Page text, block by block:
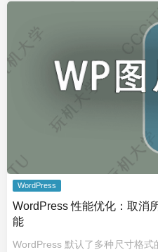
WordPress
WordPress 性能优化：取消
能
WordPress 默认了多种尺寸格